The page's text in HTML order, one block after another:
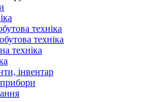
техніка
техніка
техніка
інвентар